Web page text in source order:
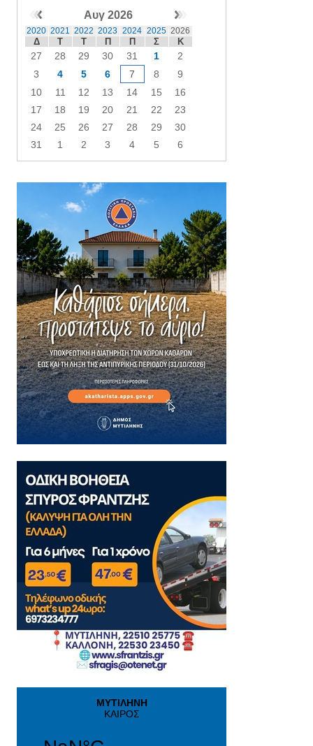
Αυγ 2026
2020 2021 2022 2023 2024 2025 2026
Δ Τ Τ Π Π Σ Κ
27 28 29 30 31 1
2
3
4 5 6 7 8
9
10
11 12 13 14 15
16
17
18 19 20 21 22
23
24
25 26 27 28 29
30
31
1 2 3 4 5 6